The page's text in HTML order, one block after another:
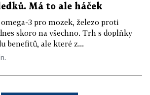
Má to ale háček
3 pro mozek, železo proti
skoro na všechno. Trh s doplňky
benefitů, ale které z...